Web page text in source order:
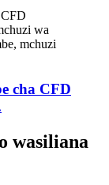
cha CFD
wasiliana